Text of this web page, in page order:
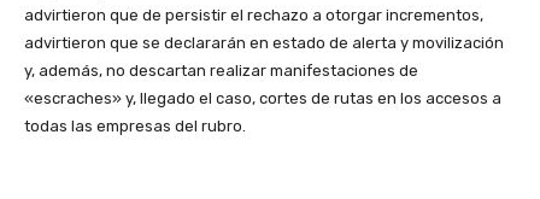
advirtieron que de persistir el rechazo a otorgar incrementos,
advirtieron que se declararán en estado de alerta y movilización
y, además, no descartan realizar manifestaciones de
«escraches» y, llegado el caso, cortes de rutas en los accesos a
todas las empresas del rubro.